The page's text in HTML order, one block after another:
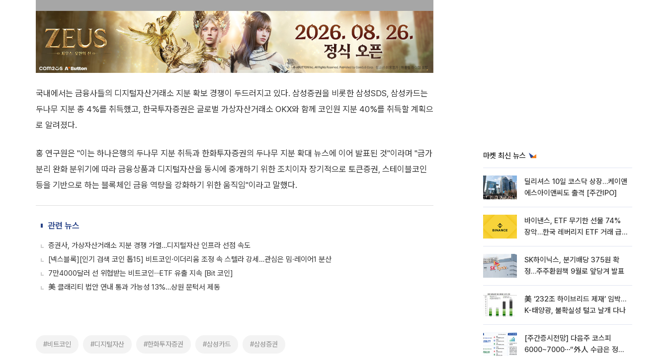
국내에서는 금융사들의 디지털자산거래소 지분 확보 경쟁이 두드러지고 있다. 삼성증권을 비롯한 삼성SDS, 삼성카드는
두나무 지분 총 4%를 취득했고, 한국투자증권은 글로벌 가상자산거래소 OKX와 함께 코인원 지분 40%를 취득할 계획으
로 알려졌다.
홍 연구원은 "이는 하나은행의 두나무 지분 취득과 한화투자증권의 두나무 지분 확대 뉴스에 이어 발표된 것"이라며 "금가
분리 완화 분위기에 따라 금융상품과 디지털자산을 동시에 중개하기 위한 조치이자 장기적으로 토큰증권, 스테이블코인
등을 기반으로 하는 블록체인 금융 역량을 강화하기 위한 움직임"이라고 말했다.
관련 뉴스
증권사, 가상자산거래소 지분 경쟁 가열…디지털자산 인프라 선점 속도
[넥스블록][인기 검색 코인 톱15] 비트코인·이더리움 조정 속 스텔라 강세…관심은 밈·레이어1 분산
7만4000달러 선 위협받는 비트코인⋯ETF 유출 지속 [Bit 코인]
美 클래리티 법안 연내 통과 가능성 13%…상원 문턱서 제동
#비트코인 #디지털자산 #한화투자증권 #삼성카드 #삼성증권
마켓 최신 뉴스
딜리셔스 10일 코스닥 상장…케이앤
에스아이앤씨도 출격 [주간IPO]
바이낸스, ETF 무기한 선물 74%
장악…한국 레버리지 ETF 거래 급
SK하이닉스, 분기배당 375원 확
정…주주환원책 9월로 앞당겨 발표
美 ‘232조 하이브리드 제재’ 임박…
K-태양광, 불확실성 털고 날개 다나
[주간증시전망] 다음주 코스피
6000~7000⋯“外人 수급은 정책